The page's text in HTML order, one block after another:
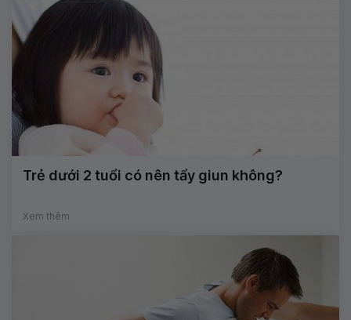
Trẻ dưới 2 tuổi có nên tẩy giun không?
Xem thêm